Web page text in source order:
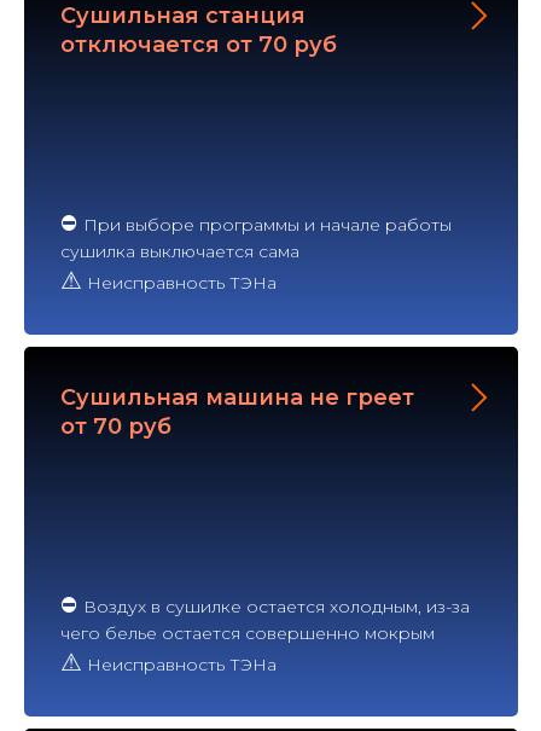
Сушильная станция
отключается от 70 руб
⛔ При выборе программы и начале работы
сушилка выключается сама
⚠ Неисправность ТЭНа
Сушильная машина не греет
от 70 руб
⛔ Воздух в сушилке остается холодным, из-за
чего белье остается совершенно мокрым
⚠ Неисправность ТЭНа